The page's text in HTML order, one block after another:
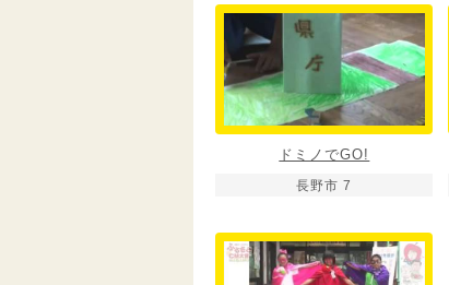
ドミノでGO!
長野市 7